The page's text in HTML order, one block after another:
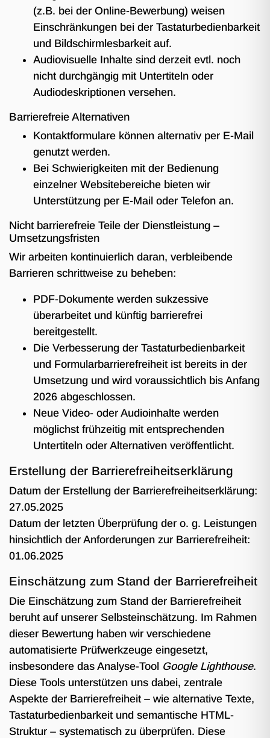
(z.B. bei der Online-Bewerbung) weisen
Einschränkungen bei der Tastaturbedienbarkeit
und Bildschirmlesbarkeit auf.
Audiovisuelle Inhalte sind derzeit evtl. noch
nicht durchgängig mit Untertiteln oder
Audiodeskriptionen versehen.
Barrierefreie Alternativen
Kontaktformulare können alternativ per E-Mail
genutzt werden.
Bei Schwierigkeiten mit der Bedienung
einzelner Websitebereiche bieten wir
Unterstützung per E-Mail oder Telefon an.
Nicht barrierefreie Teile der Dienstleistung –
Umsetzungsfristen
Wir arbeiten kontinuierlich daran, verbleibende
Barrieren schrittweise zu beheben:
PDF-Dokumente werden sukzessive
überarbeitet und künftig barrierefrei
bereitgestellt.
Die Verbesserung der Tastaturbedienbarkeit
und Formularbarrierefreiheit ist bereits in der
Umsetzung und wird voraussichtlich bis Anfang
2026 abgeschlossen.
Neue Video- oder Audioinhalte werden
möglichst frühzeitig mit entsprechenden
Untertiteln oder Alternativen veröffentlicht.
Erstellung der Barrierefreiheitserklärung
Datum der Erstellung der Barrierefreiheitserklärung:
27.05.2025
Datum der letzten Überprüfung der o. g. Leistungen
hinsichtlich der Anforderungen zur Barrierefreiheit:
01.06.2025
Einschätzung zum Stand der Barrierefreiheit
Die Einschätzung zum Stand der Barrierefreiheit
beruht auf unserer Selbsteinschätzung. Im Rahmen
dieser Bewertung haben wir verschiedene
automatisierte Prüfwerkzeuge eingesetzt,
insbesondere das Analyse-Tool Google Lighthouse.
Diese Tools unterstützen uns dabei, zentrale
Aspekte der Barrierefreiheit – wie alternative Texte,
Tastaturbedienbarkeit und semantische HTML-
Struktur – systematisch zu überprüfen. Diese